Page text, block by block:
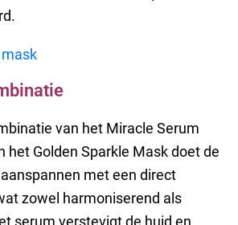
van het Miracle Serum
het Golden Sparkle Mask doet de
met een direct
zowel harmoniserend als
serum verstevigt de huid en